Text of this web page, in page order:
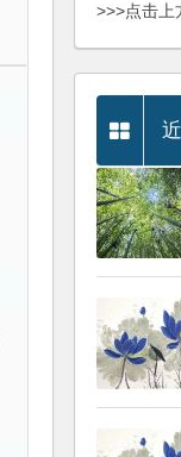
>>>点击上